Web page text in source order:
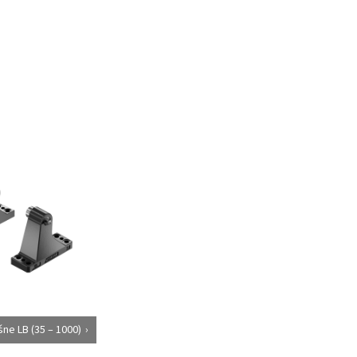
LB (35 – 1000)